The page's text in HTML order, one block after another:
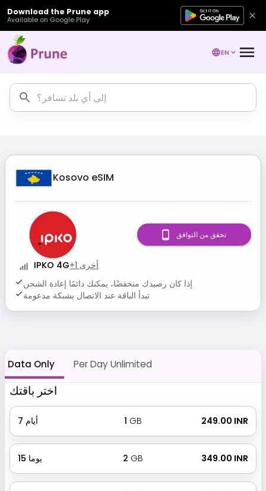
Download the Prune app
Available on Google Play
EN
Kosovo eSIM
IPKO 4G+1 أخرى
إذا كان رصيدك منخفضًا، يمكنك دائمًا إعادة الشحن
تبدأ الباقة عند الاتصال بشبكة مدعومة
تحقق من التوافق
Data Only Per Day Unlimited
اختر باقتك
7 أيام 1 GB ₹ 249.00 INR
15 يوما 2 GB ₹ 349.00 INR